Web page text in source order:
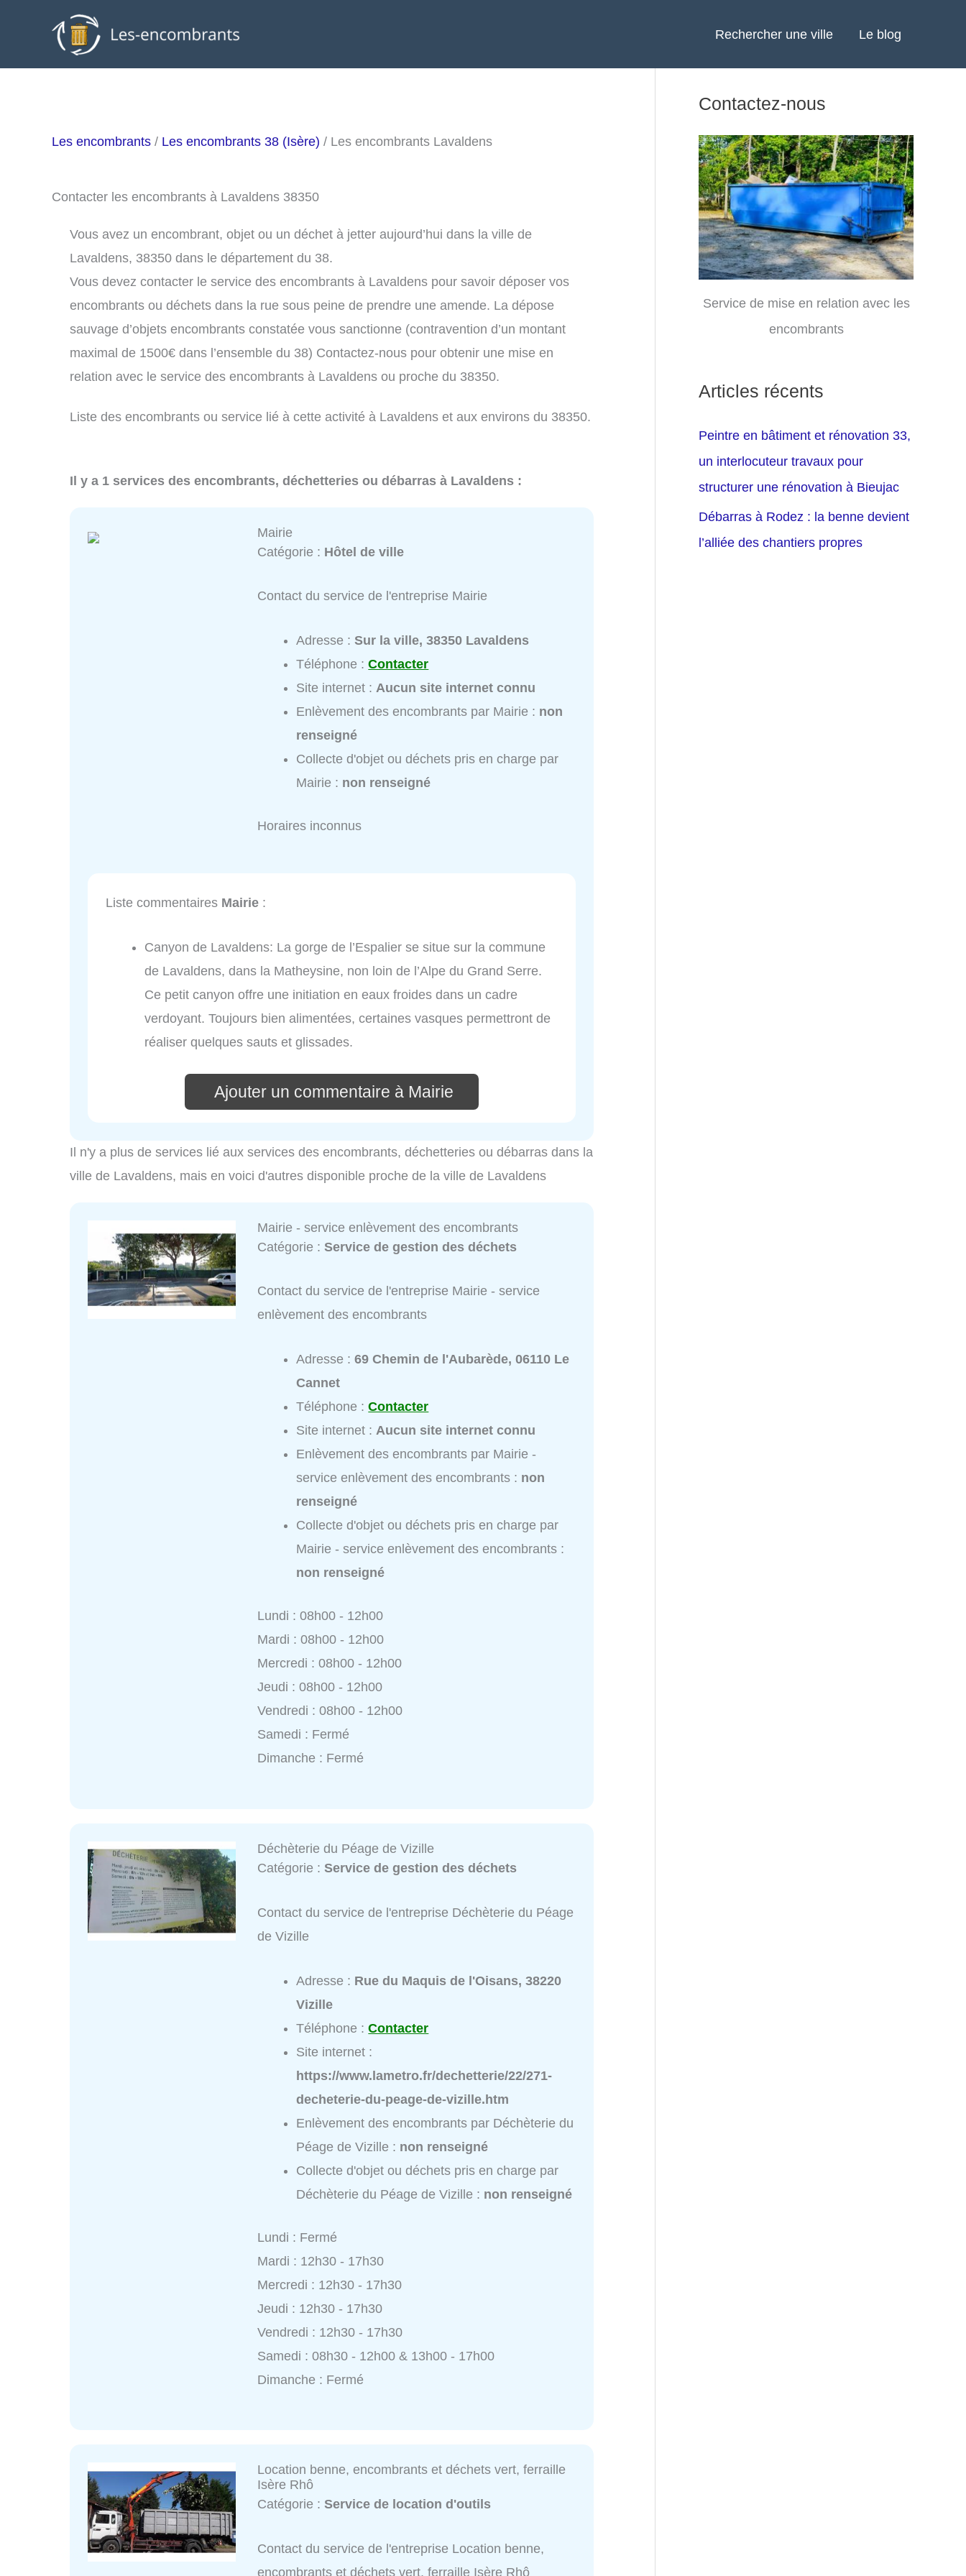
Rechercher une ville Le blog
Les encombrants / Les encombrants 38 (Isère) / Les encombrants Lavaldens
Contacter les encombrants à Lavaldens 38350
Vous avez un encombrant, objet ou un déchet à jetter aujourd’hui dans la ville de
Lavaldens, 38350 dans le département du 38.
Vous devez contacter le service des encombrants à Lavaldens pour savoir déposer vos
encombrants ou déchets dans la rue sous peine de prendre une amende. La dépose
sauvage d’objets encombrants constatée vous sanctionne (contravention d’un montant
maximal de 1500€ dans l’ensemble du 38) Contactez-nous pour obtenir une mise en
relation avec le service des encombrants à Lavaldens ou proche du 38350.
Liste des encombrants ou service lié à cette activité à Lavaldens et aux environs du 38350.
Il y a 1 services des encombrants, déchetteries ou débarras à Lavaldens :
Mairie
Catégorie : Hôtel de ville
Contact du service de l'entreprise Mairie
Adresse :Sur la ville, 38350 Lavaldens
Téléphone :Contacter
Site internet :Aucun site internet connu
Enlèvement des encombrants par Mairie : non
renseigné
Collecte d'objet ou déchets pris en charge par
Mairie : non renseigné
Horaires inconnus
Liste commentaires Mairie :
Canyon de Lavaldens: La gorge de l’Espalier se situe sur la commune
de Lavaldens, dans la Matheysine, non loin de l’Alpe du Grand Serre.
Ce petit canyon offre une initiation en eaux froides dans un cadre
verdoyant. Toujours bien alimentées, certaines vasques permettront de
réaliser quelques sauts et glissades.
Ajouter un commentaire à Mairie
Il n'y a plus de services lié aux services des encombrants, déchetteries ou débarras dans la
ville de Lavaldens, mais en voici d'autres disponible proche de la ville de Lavaldens
Mairie - service enlèvement des encombrants
Catégorie :Service de gestion des déchets
Contact du service de l'entreprise Mairie - service
enlèvement des encombrants
Adresse :69 Chemin de l'Aubarède, 06110 Le
Cannet
Téléphone :Contacter
Site internet :Aucun site internet connu
Enlèvement des encombrants par Mairie -
service enlèvement des encombrants : non
renseigné
Collecte d'objet ou déchets pris en charge par
Mairie - service enlèvement des encombrants :
non renseigné
Lundi : 08h00 - 12h00
Mardi : 08h00 - 12h00
Mercredi : 08h00 - 12h00
Jeudi : 08h00 - 12h00
Vendredi : 08h00 - 12h00
Samedi : Fermé
Dimanche : Fermé
Déchèterie du Péage de Vizille
Catégorie :Service de gestion des déchets
Contact du service de l'entreprise Déchèterie du Péage
de Vizille
Adresse : Rue du Maquis de l'Oisans, 38220
Vizille
Téléphone :Contacter
Site internet :
https://www.lametro.fr/dechetterie/22/271-
decheterie-du-peage-de-vizille.htm
Enlèvement des encombrants par Déchèterie du
Péage de Vizille : non renseigné
Collecte d'objet ou déchets pris en charge par
Déchèterie du Péage de Vizille : non renseigné
Lundi : Fermé
Mardi : 12h30 - 17h30
Mercredi : 12h30 - 17h30
Jeudi : 12h30 - 17h30
Vendredi : 12h30 - 17h30
Samedi : 08h30 - 12h00 & 13h00 - 17h00
Dimanche : Fermé
Location benne, encombrants et déchets vert, ferraille
Isère Rhô
Catégorie :Service de location d'outils
Contact du service de l'entreprise Location benne,
encombrants et déchets vert, ferraille Isère Rhô
Contactez-nous
Service de mise en relation avec les
encombrants
Articles récents
Peintre en bâtiment et rénovation 33,
un interlocuteur travaux pour
structurer une rénovation à Bieujac
Débarras à Rodez : la benne devient
l’alliée des chantiers propres